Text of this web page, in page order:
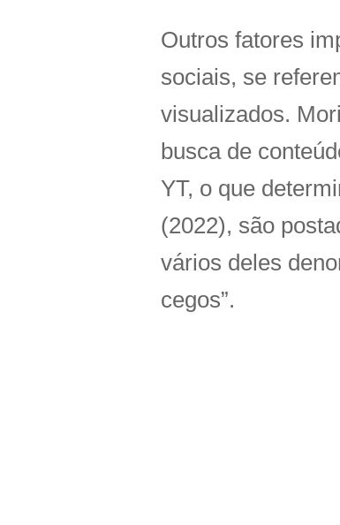
Outros fatores
sociais, se
visualizados.
busca de
YT, o que
(2022), são
vários deles
cegos”.